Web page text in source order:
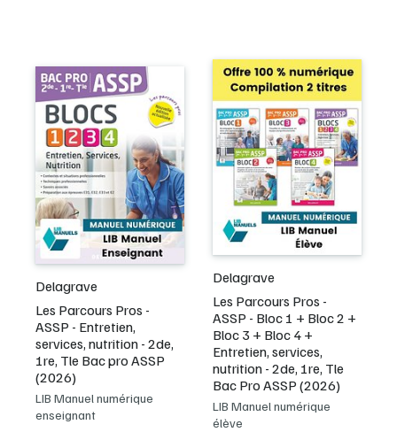
Delagrave
Les Parcours Pros -
ASSP - Entretien,
services, nutrition - 2de,
1re, Tle Bac pro ASSP
(2026)
LIB Manuel numérique
enseignant
Delagrave
Les Parcours Pros -
ASSP - Bloc 1 + Bloc 2 +
Bloc 3 + Bloc 4 +
Entretien, services,
nutrition - 2de, 1re, Tle
Bac Pro ASSP (2026)
LIB Manuel numérique
élève